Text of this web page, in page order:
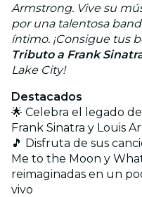
Armstrong. Vive su
por una talentosa
íntimo. ¡Consigue tus
Tributo a Frank
Lake City!
Destacados
🌟 Celebra el legado
Frank Sinatra y Louis
🎵 Disfruta de sus
Me to the Moon y
reimaginadas en un
vivo